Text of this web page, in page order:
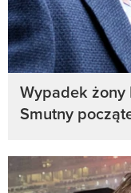
Wypadek żony
Smutny